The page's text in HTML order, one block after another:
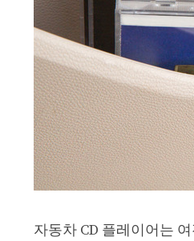
자동차 CD 플레이어는